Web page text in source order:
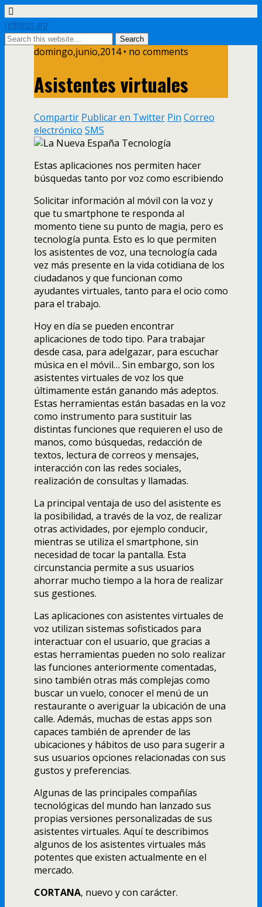
retinosis.org
domingo,junio,2014 • no comments
Asistentes virtuales
Compartir Publicar en Twitter Pin Correo
electrónico SMS
Estas aplicaciones nos permiten hacer
búsquedas tanto por voz como escribiendo
Solicitar información al móvil con la voz y
que tu smartphone te responda al
momento tiene su punto de magia, pero es
tecnología punta. Esto es lo que permiten
los asistentes de voz, una tecnología cada
vez más presente en la vida cotidiana de los
ciudadanos y que funcionan como
ayudantes virtuales, tanto para el ocio como
para el trabajo.
Hoy en día se pueden encontrar
aplicaciones de todo tipo. Para trabajar
desde casa, para adelgazar, para escuchar
música en el móvil… Sin embargo, son los
asistentes virtuales de voz los que
últimamente están ganando más adeptos.
Estas herramientas están basadas en la voz
como instrumento para sustituir las
distintas funciones que requieren el uso de
manos, como búsquedas, redacción de
textos, lectura de correos y mensajes,
interacción con las redes sociales,
realización de consultas y llamadas.
La principal ventaja de uso del asistente es
la posibilidad, a través de la voz, de realizar
otras actividades, por ejemplo conducir,
mientras se utiliza el smartphone, sin
necesidad de tocar la pantalla. Esta
circunstancia permite a sus usuarios
ahorrar mucho tiempo a la hora de realizar
sus gestiones.
Las aplicaciones con asistentes virtuales de
voz utilizan sistemas sofisticados para
interactuar con el usuario, que gracias a
estas herramientas pueden no solo realizar
las funciones anteriormente comentadas,
sino también otras más complejas como
buscar un vuelo, conocer el menú de un
restaurante o averiguar la ubicación de una
calle. Además, muchas de estas apps son
capaces también de aprender de las
ubicaciones y hábitos de uso para sugerir a
sus usuarios opciones relacionadas con sus
gustos y preferencias.
Algunas de las principales compañías
tecnológicas del mundo han lanzado sus
propias versiones personalizadas de sus
asistentes virtuales. Aquí te describimos
algunos de los asistentes virtuales más
potentes que existen actualmente en el
mercado.
CORTANA, nuevo y con carácter.